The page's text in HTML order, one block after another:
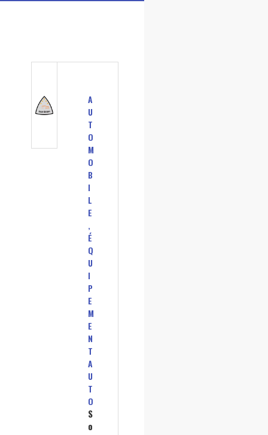
A
U
T
O
M
O
B
I
L
E
,
É
Q
U
I
P
E
M
E
N
T
A
U
T
O
S
o